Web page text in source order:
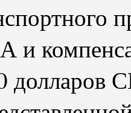
долларов